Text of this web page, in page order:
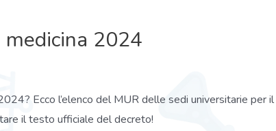
2024​
Ecco l’elenco del MUR delle sedi universitarie per
il testo ufficiale del decreto!